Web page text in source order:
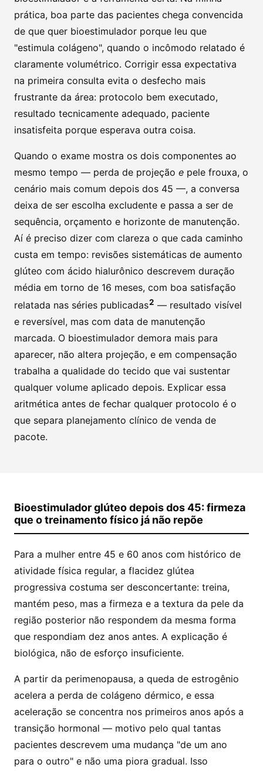
prática, boa parte das pacientes chega convencida
de que quer bioestimulador porque leu que
"estimula colágeno", quando o incômodo relatado é
claramente volumétrico. Corrigir essa expectativa
na primeira consulta evita o desfecho mais
frustrante da área: protocolo bem executado,
resultado tecnicamente adequado, paciente
insatisfeita porque esperava outra coisa.
Quando o exame mostra os dois componentes ao
mesmo tempo — perda de projeção e pele frouxa, o
cenário mais comum depois dos 45 —, a conversa
deixa de ser escolha excludente e passa a ser de
sequência, orçamento e horizonte de manutenção.
Aí é preciso dizer com clareza o que cada caminho
custa em tempo: revisões sistemáticas de aumento
glúteo com ácido hialurônico descrevem duração
média em torno de 16 meses, com boa satisfação
relatada nas séries publicadas2 — resultado visível
e reversível, mas com data de manutenção
marcada. O bioestimulador demora mais para
aparecer, não altera projeção, e em compensação
trabalha a qualidade do tecido que vai sustentar
qualquer volume aplicado depois. Explicar essa
aritmética antes de fechar qualquer protocolo é o
que separa planejamento clínico de venda de
pacote.
Bioestimulador glúteo depois dos 45: firmeza
que o treinamento físico já não repõe
Para a mulher entre 45 e 60 anos com histórico de
atividade física regular, a flacidez glútea
progressiva costuma ser desconcertante: treina,
mantém peso, mas a firmeza e a textura da pele da
região posterior não respondem da mesma forma
que respondiam dez anos antes. A explicação é
biológica, não de esforço insuficiente.
A partir da perimenopausa, a queda de estrogênio
acelera a perda de colágeno dérmico, e essa
aceleração se concentra nos primeiros anos após a
transição hormonal — motivo pelo qual tantas
pacientes descrevem uma mudança "de um ano
para o outro" e não uma piora gradual. Isso